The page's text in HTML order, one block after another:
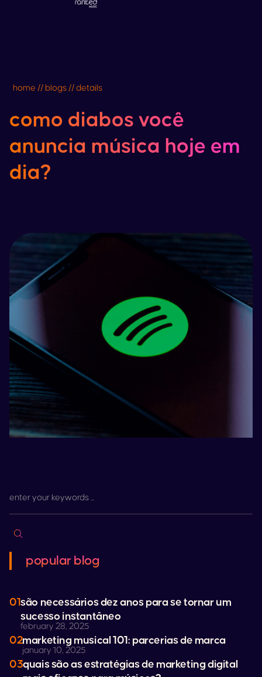
home // blogs // details
como diabos você
anuncia música hoje em
dia?
popular blog
01são necessários dez anos para se tornar um
sucesso instantâneo
february 28, 2025
02marketing musical 101: parcerias de marca
january 10, 2025
03quais são as estratégias de marketing digital